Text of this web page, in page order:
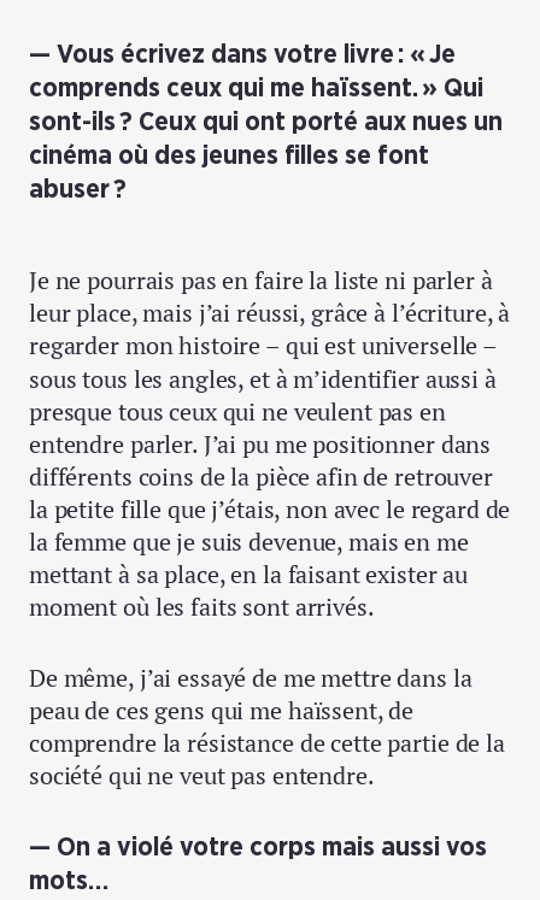
Vous écrivez dans votre livre : « Je
comprends ceux qui me haïssent. » Qui
sont-ils ? Ceux qui ont porté aux nues un
cinéma où des jeunes filles se font
abuser ?
Je ne pourrais pas en faire la liste ni parler à
leur place, mais j’ai réussi, grâce à l’écriture, à
regarder mon histoire – qui est universelle –
sous tous les angles, et à m’identifier aussi à
presque tous ceux qui ne veulent pas en
entendre parler. J’ai pu me positionner dans
différents coins de la pièce afin de retrouver
la petite fille que j’étais, non avec le regard de
la femme que je suis devenue, mais en me
mettant à sa place, en la faisant exister au
moment où les faits sont arrivés.
De même, j’ai essayé de me mettre dans la
peau de ces gens qui me haïssent, de
comprendre la résistance de cette partie de la
société qui ne veut pas entendre.
On a violé votre corps mais aussi vos
mots…